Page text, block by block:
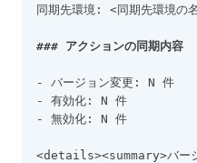
同期先環境: <同期先環境の
### アクションの同期内容
- バージョン変更: N 件
- 有効化: N 件
- 無効化: N 件
<details><summary>バー